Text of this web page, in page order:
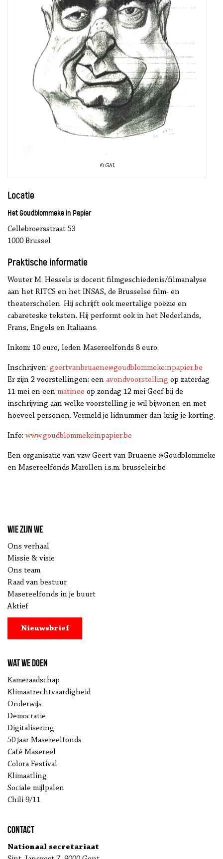
© GAL
Locatie
Het Goudblommeke in Papier
Cellebroersstraat 53
1000 Brussel
Praktische informatie
Wouter M. Hessels is docent filmgeschiedenis/filmanalyse
aan het RITCS en het INSAS, de Brusselse film- en
theaterscholen. Hij schrijft ook meertalige poëzie en
cabareteske teksten. Hij performt ook in het Nederlands,
Frans, Engels en Italiaans.
Inkom: 10 euro, leden Masereelfonds 8 euro.
Inschrijven: geertvanbruaene@goudblommekeinpapier.be
Er zijn 2 voorstellingen: een avondvoorstelling op zaterdag
11 mei en een matinee op zondag 12 mei Geef bij de
inschrijving aan welke voorstelling je wil bijwonen en met
hoeveel personen. Vermeld je lidnummer dan krijg je korting.
Info: www.goudblommekeinpapier.be
Een organisatie van vzw Geert van Bruaene @Goudblommeke
en Masereelfonds Marollen i.s.m. brusseleir.be
Wie zijn we
Ons verhaal
Missie & visie
Ons team
Raad van bestuur
Masereelfonds in je buurt
Aktief
Nieuwsbrief
Wat we doen
Kameraadschap
Klimaatrechtvaardigheid
Onderwijs
Democratie
Digitalisering
50 jaar Masereelfonds
Café Masereel
Colora Festival
Klimaatling
Sociale mijlpalen
Chili 9/11
Contact
Nationaal secretariaat